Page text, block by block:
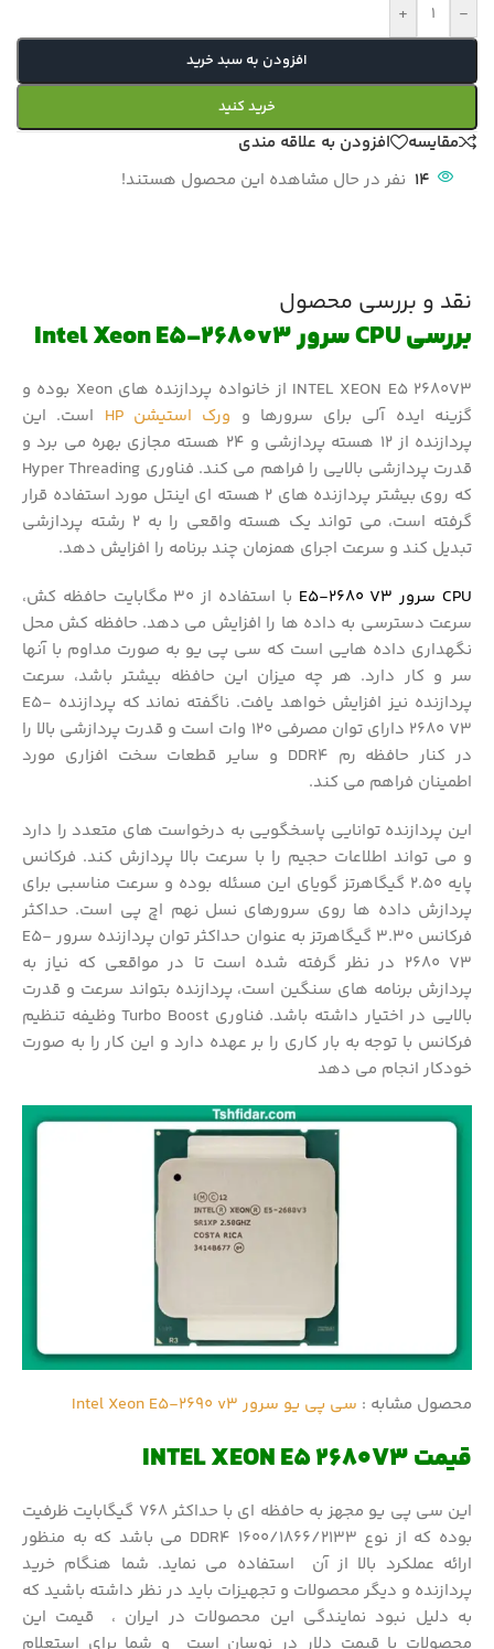
-
+
افزودن به سبد خرید
خرید کنید
مقایسه
افزودن به علاقه مندی
14 نفر در حال مشاهده این محصول هستند!
نقد و بررسی محصول
بررسی CPU سرور Intel Xeon E5-2680v3
INTEL XEON E5 2680V3 از خانواده پردازنده های Xeon بوده و
گزینه ایده آلی برای سرورها و ورک استیشن HP
است. این
پردازنده از 12 هسته پردازشی و 24 هسته مجازی بهره می برد و
قدرت پردازشی بالایی را فراهم می کند. فناوری Hyper Threading
که روی بیشتر پردازنده های 2 هسته ای اینتل مورد استفاده قرار
گرفته است، می تواند یک هسته واقعی را به 2 رشته پردازشی
تبدیل کند و سرعت اجرای همزمان چند برنامه را افزایش دهد.
CPU سرور E5-2680 V3
با استفاده از 30 مگابایت حافظه کش،
سرعت دسترسی به داده ها را افزایش می دهد. حافظه کش محل
نگهداری داده هایی است که سی پی یو به صورت مداوم با آنها
سر و کار دارد. هر چه میزان این حافظه بیشتر باشد، سرعت
پردازنده نیز افزایش خواهد یافت. ناگفته نماند که پردازنده E5-
2680 V3 دارای توان مصرفی 120 وات است و قدرت پردازشی بالا را
در کنار حافظه رم DDR4 و سایر قطعات سخت افزاری مورد
اطمینان فراهم می کند.
این پردازنده توانایی پاسخگویی به درخواست های متعدد را دارد
و می تواند اطلاعات حجیم را با سرعت بالا پردازش کند. فرکانس
پایه 2.50 گیگاهرتز گویای این مسئله بوده و سرعت مناسبی برای
پردازش داده ها روی سرورهای نسل نهم اچ پی است. حداکثر
فرکانس 3.30 گیگاهرتز به عنوان حداکثر توان پردازنده سرور E5-
2680 V3 در نظر گرفته شده است تا در مواقعی که نیاز به
پردازش برنامه های سنگین است، پردازنده بتواند سرعت و قدرت
بالایی در اختیار داشته باشد. فناوری Turbo Boost وظیفه تنظیم
فرکانس با توجه به بار کاری را بر عهده دارد و این کار را به صورت
خودکار انجام می دهد
محصول مشابه : سی پی یو سرور Intel Xeon E5-2690 v3
قیمت INTEL XEON E5 2680V3
این سی پی یو مجهز به حافظه ای با حداکثر 768 گیگابایت ظرفیت
بوده که از نوع DDR4 1600/1866/2133 می باشد که به منظور
ارائه عملکرد بالا از آن استفاده می نماید. شما هنگام خرید
پردازنده و دیگر محصولات و تجهیزات باید در نظر داشته باشید که
به دلیل نبود نمایندگی این محصولات در ایران ، قیمت این
محصولات با قیمت دلار در نوسان است و شما برای استعلام